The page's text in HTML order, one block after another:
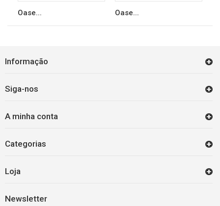
Oase... Oase...
Informação
Siga-nos
A minha conta
Categorias
Loja
Newsletter